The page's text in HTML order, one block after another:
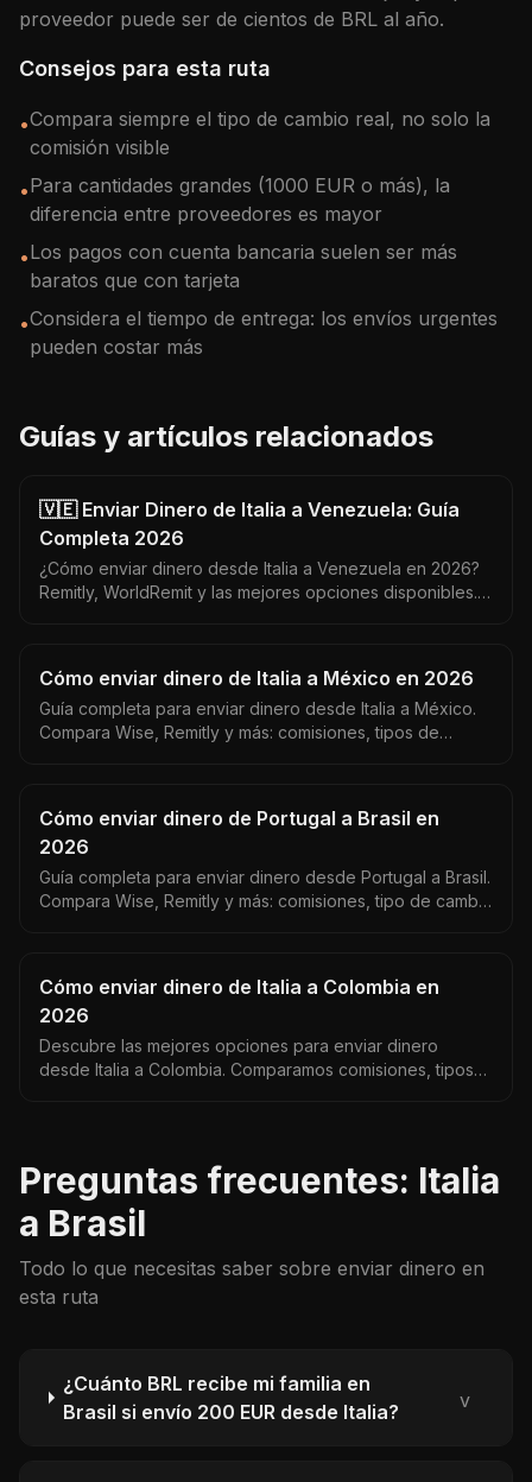
proveedor puede ser de cientos de BRL al año.
Consejos para esta ruta
•Compara siempre el tipo de cambio real, no solo la
comisión visible
•Para cantidades grandes (1000 EUR o más), la
diferencia entre proveedores es mayor
•Los pagos con cuenta bancaria suelen ser más
baratos que con tarjeta
•Considera el tiempo de entrega: los envíos urgentes
pueden costar más
Guías y artículos relacionados
🇻🇪 Enviar Dinero de Italia a Venezuela: Guía
Completa 2026
¿Cómo enviar dinero desde Italia a Venezuela en 2026?
Remitly, WorldRemit y las mejores opciones disponibles.
Cómo enviar dinero de Italia a México en 2026
Guía completa para enviar dinero desde Italia a México.
Compara Wise, Remitly y más: comisiones, tipos de
Cómo enviar dinero de Portugal a Brasil en
2026
Guía completa para enviar dinero desde Portugal a Brasil.
Compara Wise, Remitly y más: comisiones, tipo de cambio
Cómo enviar dinero de Italia a Colombia en
2026
Descubre las mejores opciones para enviar dinero
desde Italia a Colombia. Comparamos comisiones, tipos
Preguntas frecuentes: Italia
a Brasil
Todo lo que necesitas saber sobre enviar dinero en
esta ruta
¿Cuánto BRL recibe mi familia en
Brasil si envío 200 EUR desde Italia?
v